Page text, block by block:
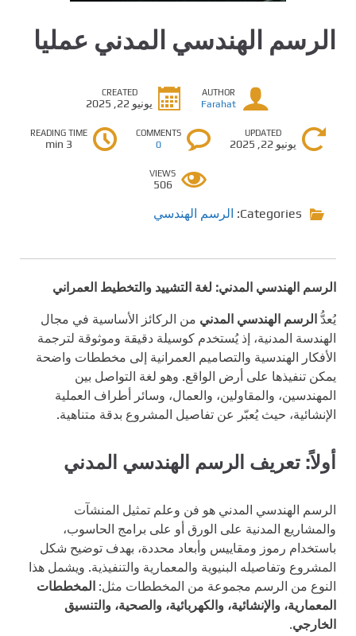
الرسم الهندسي المدني عمليا
AUTHOR
Farahat
CREATED
يونيو 22, 2025
UPDATED
يونيو 22, 2025
COMMENTS
0
READING TIME
3 min
VIEWS
506
Categories: الرسم الهندسي
الرسم الهندسي المدني: لغة التشييد والتخطيط العمراني
يُعدُّ الرسم الهندسي المدني من الركائز الأساسية في مجال
الهندسة المدنية، إذ يُستخدم كوسيلة دقيقة وموثوقة لترجمة
الأفكار الهندسية والتصاميم العمرانية إلى مخططات واضحة
يمكن تنفيذها على أرض الواقع. وهو لغة التواصل بين
المهندسين، والمقاولين، والعمال، وسائر أطراف العملية
الإنشائية، حيث يُعبّر عن تفاصيل المشروع بدقة متناهية.
أولاً: تعريف الرسم الهندسي المدني
الرسم الهندسي المدني هو فن وعلم تمثيل المنشآت
والمشاريع المدنية على الورق أو على برامج الحاسوب،
باستخدام رموز ومقاييس وأبعاد محددة، بهدف توضيح شكل
المشروع وتفاصيله البنيوية والمعمارية والتنفيذية. ويشمل هذا
النوع من الرسم مجموعة من المخططات مثل: المخططات
المعمارية، والإنشائية، والكهربائية، والصحية، والتنسيق
الخارجي.